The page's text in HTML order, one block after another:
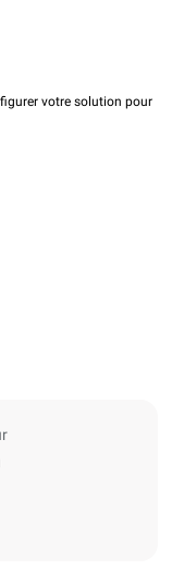
votre solution pour